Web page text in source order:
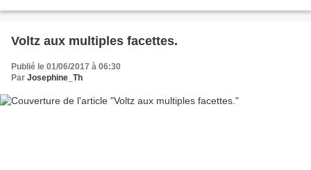
Voltz aux multiples facettes.
Publié le 01/06/2017 à 06:30
Par Josephine_Th